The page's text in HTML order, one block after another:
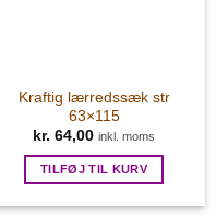
Kraftig lærredssæk str
63×115
kr. 64,00 inkl. moms
TILFØJ TIL KURV